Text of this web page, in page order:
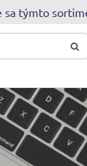
sa týmto